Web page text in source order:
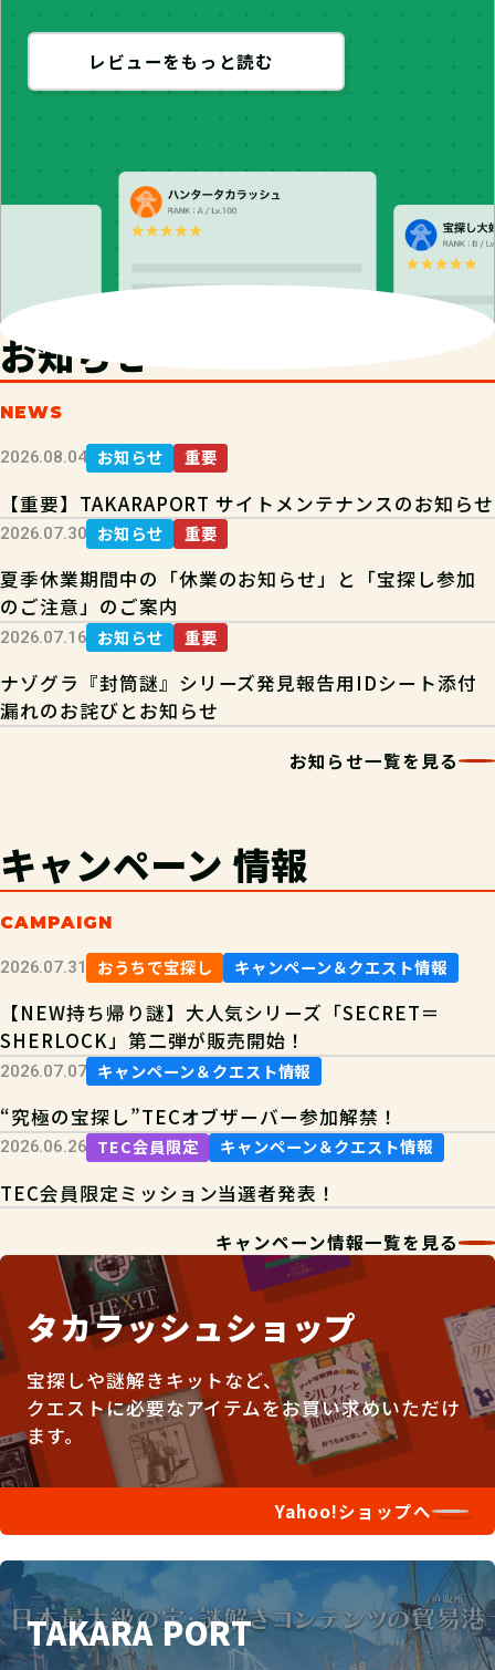
レビューをもっと読む
お知らせ
NEWS
2026.08.04 お知らせ 重要
【重要】TAKARAPORT サイトメンテナンスのお知らせ
2026.07.30 お知らせ 重要
夏季休業期間中の「休業のお知らせ」と「宝探し参加
のご注意」のご案内
2026.07.16 お知らせ 重要
ナゾグラ『封筒謎』シリーズ発見報告用IDシート添付
漏れのお詫びとお知らせ
お知らせ一覧を見る
キャンペーン 情報
CAMPAIGN
2026.07.31 おうちで宝探し キャンペーン＆クエスト情報
【NEW持ち帰り謎】大人気シリーズ「SECRET＝
SHERLOCK」第二弾が販売開始！
2026.07.07 キャンペーン＆クエスト情報
“究極の宝探し”TECオブザーバー参加解禁！
2026.06.26 TEC会員限定 キャンペーン＆クエスト情報
TEC会員限定ミッション当選者発表！
キャンペーン情報一覧を見る
タカラッシュショップ
宝探しや謎解きキットなど、
クエストに必要なアイテムをお買い求めいただけ
ます。
Yahoo!ショップへ
TAKARA PORT